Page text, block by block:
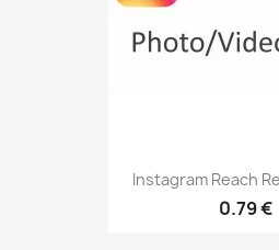
Instagram Reach
0.79 €